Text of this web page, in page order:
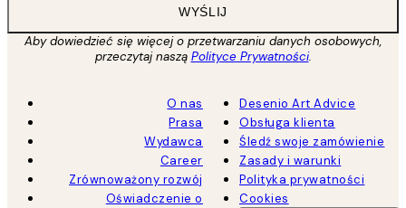
WYŚLIJ
Aby dowiedzieć się więcej o przetwarzaniu danych osobowych,
przeczytaj naszą Polityce Prywatności.
O nas
Prasa
Wydawca
Career
Zrównoważony rozwój
Oświadczenie o
Desenio Art Advice
Obsługa klienta
Śledź swoje zamówienie
Zasady i warunki
Polityka prywatności
Cookies